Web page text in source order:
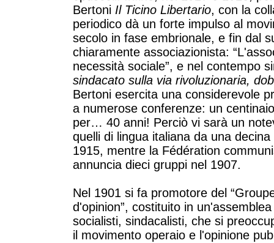
Bertoni Il Ticino Libertario, con la
periodico dà un forte impulso al
secolo in fase embrionale, e fin dal
chiaramente associazionista:
necessità sociale”, e nel contempo
sindacato sulla via rivoluzionaria,
Bertoni esercita una considerevole
a numerose conferenze: un
per… 40 anni! Perciò vi sarà un
quelli di lingua italiana da una
1915, mentre la Fédération
annuncia dieci gruppi nel 1907.
Nel 1901 si fa promotore del
d'opinion”, costituito in
socialisti, sindacalisti, che si
il movimento operaio e l'opinione